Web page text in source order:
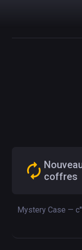
coffres
Mystery Case —